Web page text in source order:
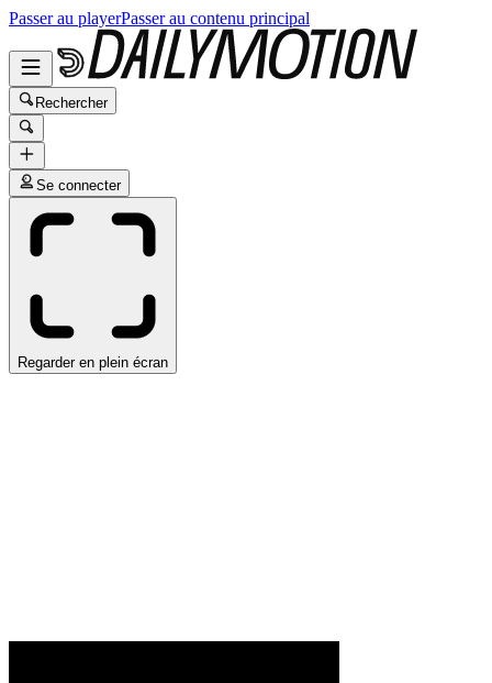
Passer au playerPasser au contenu principal
Rechercher
Se connecter
Regarder en plein écran